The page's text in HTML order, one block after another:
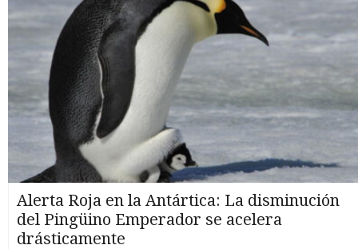
Alerta Roja en la Antártica: La disminución
del Pingüino Emperador se acelera
drásticamente